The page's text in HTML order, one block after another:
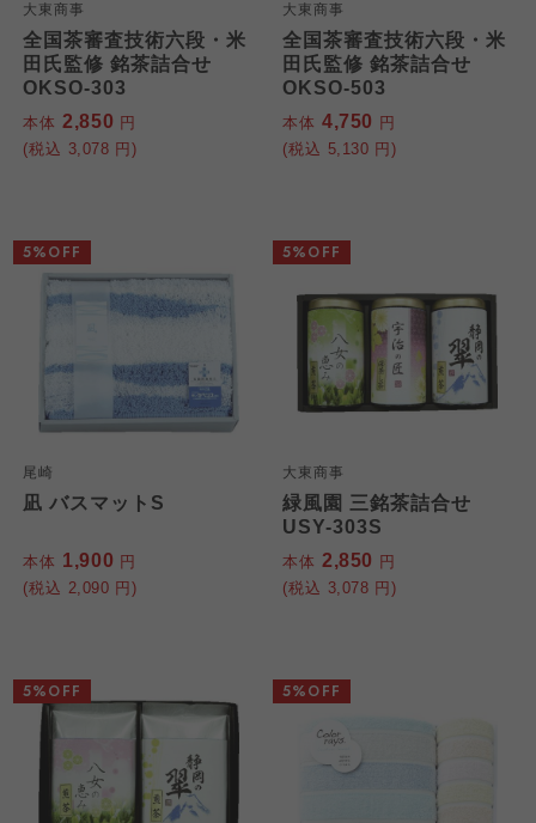
大東商事
全国茶審査技術六段・米
田氏監修 銘茶詰合せ
OKSO-303
本体 2,850 円
(税込 3,078 円)
大東商事
全国茶審査技術六段・米
田氏監修 銘茶詰合せ
OKSO-503
本体 4,750 円
(税込 5,130 円)
尾崎
凪 バスマットS
本体 1,900 円
(税込 2,090 円)
5%OFF
大東商事
緑風園 三銘茶詰合せ
USY-303S
本体 2,850 円
(税込 3,078 円)
5%OFF
5%OFF 5%OFF